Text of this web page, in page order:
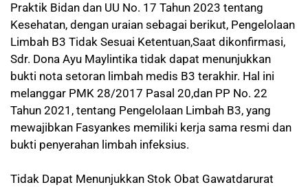
Praktik Bidan dan UU No. 17 Tahun 2023 tentang
Kesehatan, dengan uraian sebagai berikut, Pengelolaan
Limbah B3 Tidak Sesuai Ketentuan,Saat dikonfirmasi,
Sdr. Dona Ayu Maylintika tidak dapat menunjukkan
bukti nota setoran limbah medis B3 terakhir. Hal ini
melanggar PMK 28/2017 Pasal 20,dan PP No. 22
Tahun 2021, tentang Pengelolaan Limbah B3, yang
mewajibkan Fasyankes memiliki kerja sama resmi dan
bukti penyerahan limbah infeksius.
Tidak Dapat Menunjukkan Stok Obat Gawatdarurat